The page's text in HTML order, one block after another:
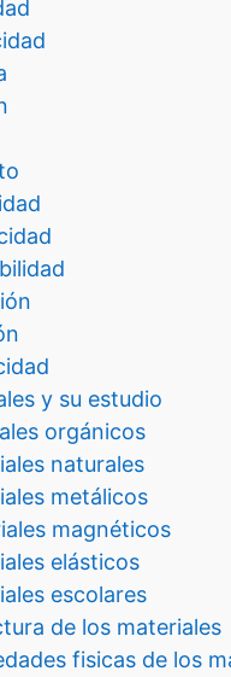
y su estudio
orgánicos
naturales
metálicos
magnéticos
elásticos
escolares
de los materiales
fisicas de los